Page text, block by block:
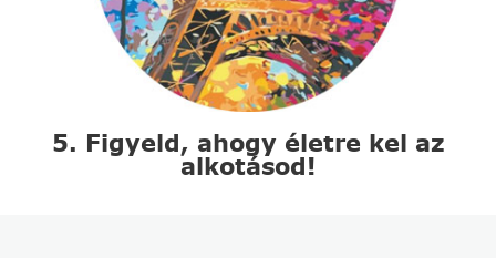
5. Figyeld, ahogy életre kel az
alkotásod!